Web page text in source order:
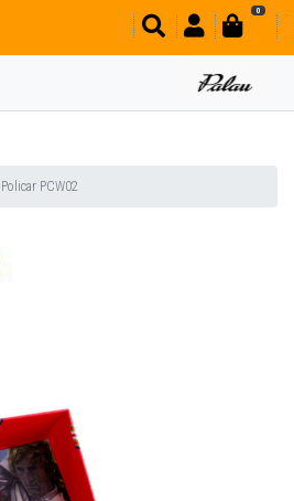
0
Policar PCW02